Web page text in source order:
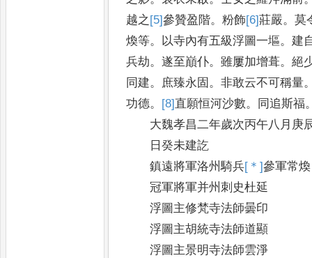
越之 [5]參贊盈階。粉飾[6]莊嚴。莫
煥等。 以寺內有五級浮圖一塸。建
兵劫。遂至巔仆。雖屢加增葺。絕
同建。 庶臻永固 。非敢云不可稱量
功德。 [8] 直願恒河沙數。 同追斯福
大魏孝昌二年歲次丙午八月庚
日癸未建訖
鎮遠將軍洛州騎兵[＊]參軍常煥
冠軍將軍并州刺史杜延
浮圖主修梵寺法師曇印
浮圖主胡統寺法師道顯
浮圖主景明寺法師雲淨